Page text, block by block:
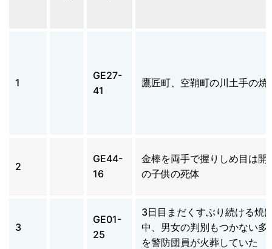
1
GE27-
41
鷹匠町、空鞘町の川土手の焼
2
GE44-
16
金棒を両手で握りしめ目は開
の子供の死体
3
GE01-
25
3日目まだくすぶり続ける焼
中、男女の判別もつかない多
を警防団員が火葬していた